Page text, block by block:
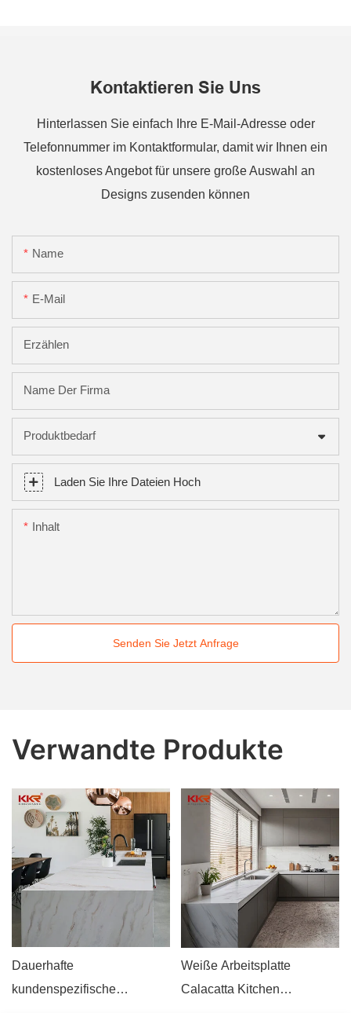
Kontaktieren Sie Uns
Hinterlassen Sie einfach Ihre E-Mail-Adresse oder
Telefonnummer im Kontaktformular, damit wir Ihnen ein
kostenloses Angebot für unsere große Auswahl an
Designs zusenden können
Name
E-Mail
Erzählen
Name Der Firma
Produktbedarf
Laden Sie Ihre Dateien Hoch
Inhalt
Senden Sie Jetzt Anfrage
Verwandte Produkte
Dauerhafte
kundenspezifische
Weiße Arbeitsplatte
Calacatta Kitchen